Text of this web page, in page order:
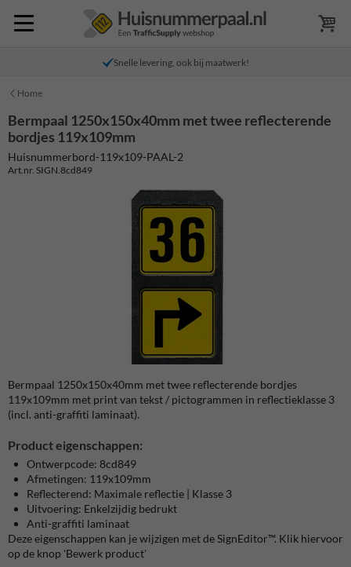
Snelle levering, ook bij maatwerk!
Home
Bermpaal 1250x150x40mm met twee reflecterende
bordjes 119x109mm
Huisnummerbord-119x109-PAAL-2
Art.nr. SIGN.8cd849
Bermpaal 1250x150x40mm met twee reflecterende bordjes
119x109mm met print van tekst / pictogrammen in reflectieklasse 3
(incl. anti-graffiti laminaat).
Product eigenschappen:
Ontwerpcode: 8cd849
Afmetingen: 119x109mm
Reflecterend: Maximale reflectie | Klasse 3
Uitvoering: Enkelzijdig bedrukt
Anti-graffiti laminaat
Deze eigenschappen kan je wijzigen met de SignEditor™. Klik hiervoor
op de knop 'Bewerk product'